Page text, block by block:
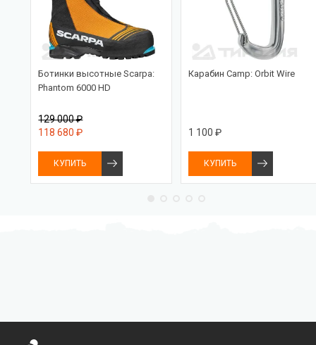
Ботинки высотные Scarpa:
Phantom 6000 HD
129 000 ₽
118 680 ₽
КУПИТЬ
Карабин Camp: Orbit Wire
1 100 ₽
КУПИТЬ